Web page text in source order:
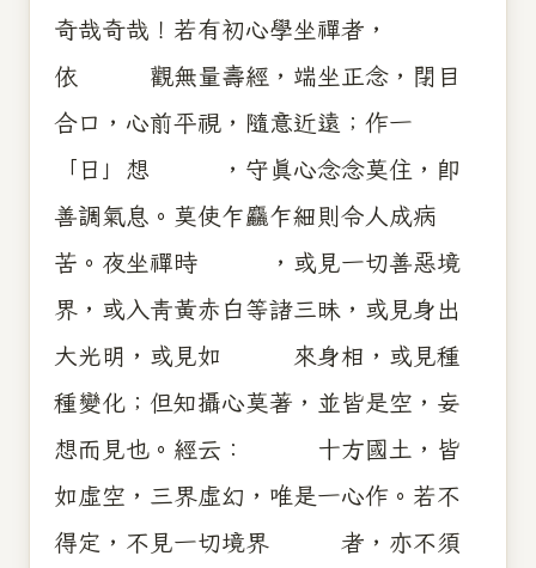
奇哉奇哉！若有初心學坐禪者，
依 觀無量壽經，端坐正念，閉目
合口，心前平視，隨意近遠；作一
「日」想 ，守真心念念莫住，即
善調氣息。莫使乍麤乍細則令人成病
苦。夜坐禪時 ，或見一切善惡境
界，或入青黃赤白等諸三昧，或見身出
大光明，或見如 來身相，或見種
種變化；但知攝心莫著，並皆是空，妄
想而見也。經云： 十方國土，皆
如虛空，三界虛幻，唯是一心作。若不
得定，不見一切境界 者，亦不須